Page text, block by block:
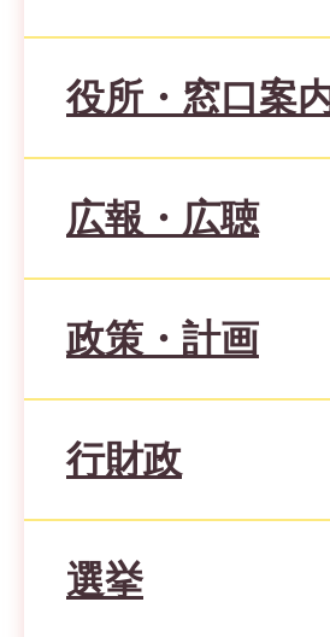
役所・窓口案
広報・広聴
政策・計画
行財政
選挙